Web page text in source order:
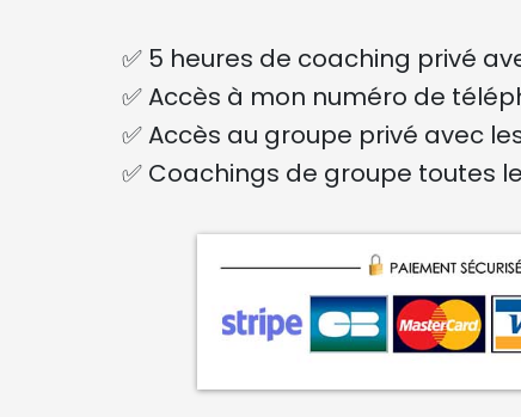
✅ 5 heures de coaching privé
✅ Accès à mon numéro de
✅ Accès au groupe privé avec
✅ Coachings de groupe toutes